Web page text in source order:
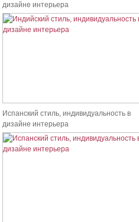
дизайне интерьера
Испанский стиль, индивидуальность в
дизайне интерьера